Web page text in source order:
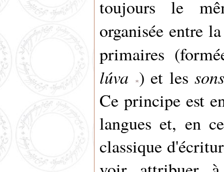
toujours le
organisée entre
primaires
lúva ) et les sons
Ce principe est
langues et, en
classique